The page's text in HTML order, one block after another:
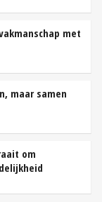
met
maar samen
om